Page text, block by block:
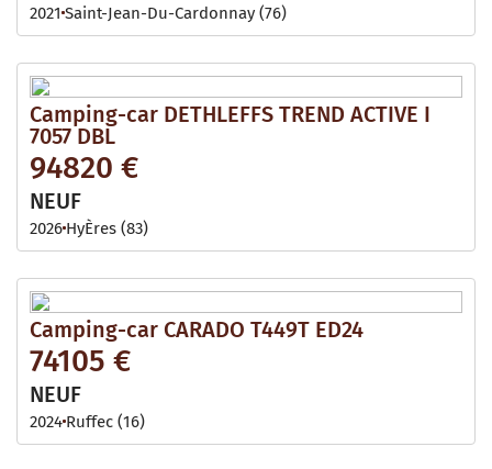
2021 Saint-Jean-Du-Cardonnay (76)
Camping-car DETHLEFFS TREND ACTIVE I
7057 DBL
94820 €
NEUF
2026 HyÈres (83)
Camping-car CARADO T449T ED24
74105 €
NEUF
2024 Ruffec (16)